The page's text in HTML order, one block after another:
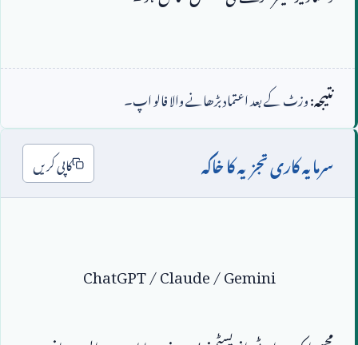
نتیجہ:وزٹ کے بعد اعتماد بڑھانے والا فالو اپ۔
سرمایہ کاری تجزیہ کا خاکہ کاپی کریں
ChatGPT / Claude / Gemini